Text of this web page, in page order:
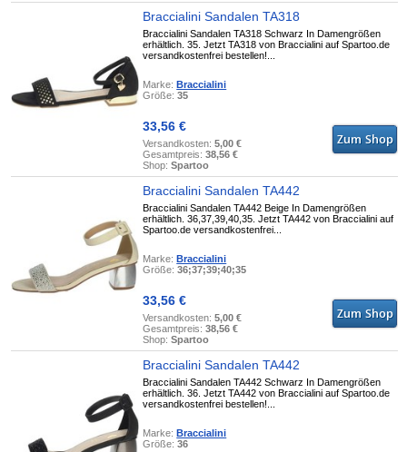
Braccialini Sandalen TA318
Braccialini Sandalen TA318 Schwarz In Damengrößen
erhältlich. 35. Jetzt TA318 von Braccialini auf Spartoo.de
versandkostenfrei bestellen!...
Marke:Braccialini
Größe:35
33,56 €
Versandkosten:5,00 €
Gesamtpreis:38,56 €
Shop:Spartoo
Braccialini Sandalen TA442
Braccialini Sandalen TA442 Beige In Damengrößen
erhältlich. 36,37,39,40,35. Jetzt TA442 von Braccialini auf
Spartoo.de versandkostenfrei...
Marke:Braccialini
Größe:36;37;39;40;35
33,56 €
Versandkosten:5,00 €
Gesamtpreis:38,56 €
Shop:Spartoo
Braccialini Sandalen TA442
Braccialini Sandalen TA442 Schwarz In Damengrößen
erhältlich. 36. Jetzt TA442 von Braccialini auf Spartoo.de
versandkostenfrei bestellen!...
Marke:Braccialini
Größe:36